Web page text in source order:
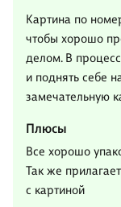
Картина по
чтобы хорошо
делом. В
и поднять себе
замечательную
Плюсы
Все хорошо
Так же
с картиной